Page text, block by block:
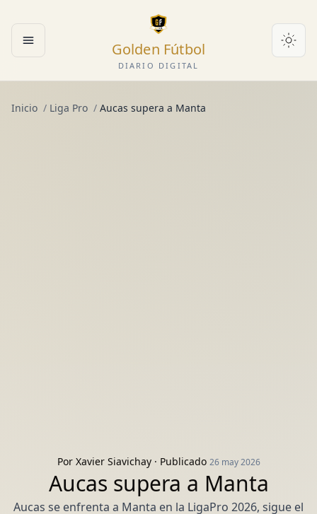
Abrir menú Golden Fútbol
DIARIO DIGITAL
Inicio / Liga Pro / Aucas supera a Manta
Por Xavier Siavichay· Publicado 26 may 2026
Aucas supera a Manta
Aucas se enfrenta a Manta en la LigaPro 2026, sigue el